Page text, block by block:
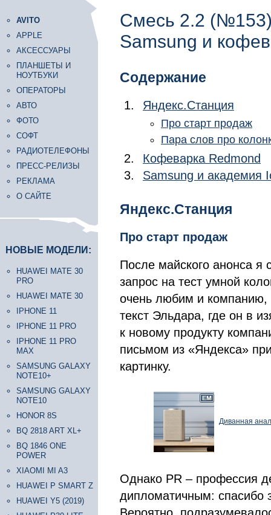
AVITO
APPLE
АКСЕССУАРЫ
ПЛАНШЕТЫ И
НОУТБУКИ
ОПЕРАТОРЫ
АВТО
ФОТО
СОФТ
РАДИОТЕЛЕФОНЫ
ПРЕСС-РЕЛИЗЫ
РЕКЛАМА
О САЙТЕ
НОВЫЕ МОДЕЛИ:
HUAWEI MATE 30
PRO
HUAWEI MATE 30
IPHONE 11
IPHONE 11 PRO
IPHONE 11 PRO
MAX
SAMSUNG GALAXY
NOTE10+
SAMSUNG GALAXY
NOTE10
HONOR 8S
BQ 2818 ART XL+
BQ 1846 ONE
POWER
XIAOMI MI A3
HUAWEI P SMART Z
HUAWEI Y5 (2019)
Смесь 2.2
Samsung и
Содержание
Яндекс.Станция
Про старт продаж
Пара слов про
Кофеварка Redmond
Samsung и академия
Яндекс.Станция
Про старт продаж
После майского анонса я
запрос на тест умной
очень любим и
текст Эльдара, где он в
к новому продукту
письмом из «Яндекса»
картинку.
Диванная
Однако PR – профессия
дипломатичным: спасибо